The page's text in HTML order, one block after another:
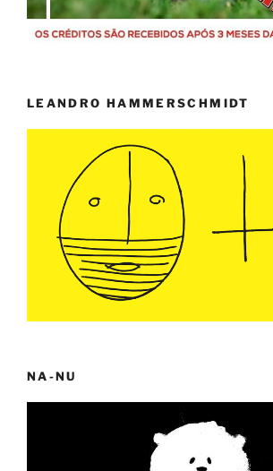
LEANDRO HAMMERSCHMIDT
NA-NU